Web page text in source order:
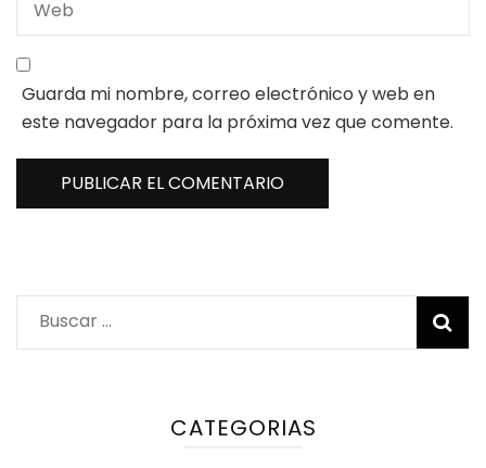
Guarda mi nombre, correo electrónico y web en
este navegador para la próxima vez que comente.
Buscar:
CATEGORIAS